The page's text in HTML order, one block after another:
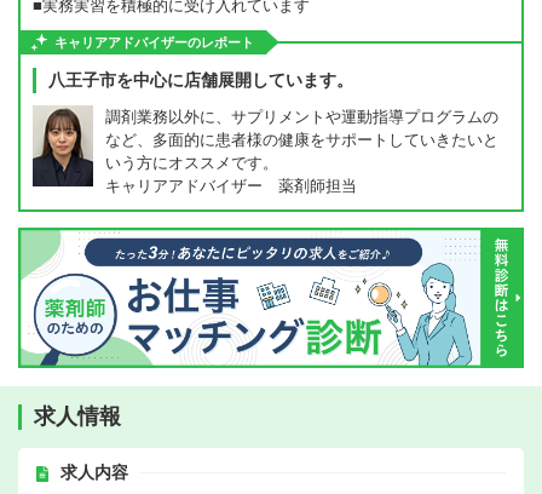
■実務実習を積極的に受け入れています
キャリアアドバイザーのレポート
八王子市を中心に店舗展開しています。
調剤業務以外に、サプリメントや運動指導プログラムの
など、多面的に患者様の健康をサポートしていきたいと
いう方にオススメです。
キャリアアドバイザー 薬剤師担当
求人情報
求人内容